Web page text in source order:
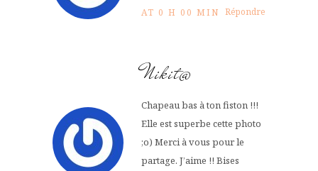
AT 0 H 00 MIN Répondre
Nikit@
Chapeau bas à ton fiston !!!
Elle est superbe cette photo
;o) Merci à vous pour le
partage. J’aime !! Bises